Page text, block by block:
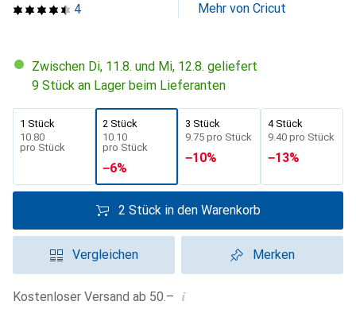
4 Mehr von Cricut
Zwischen Di, 11.8. und Mi, 12.8. geliefert
9 Stück an Lager beim Lieferanten
1 Stück
CHF
10.80
pro Stück
2 Stück
CHF
10.10
pro Stück
−6%
3 Stück
CHF
9.75 pro Stück
−10%
4 Stück
CHF
9.40 pro Stück
−13%
2 Stück in den Warenkorb
Vergleichen Merken
Kostenloser Versand ab 50.– i